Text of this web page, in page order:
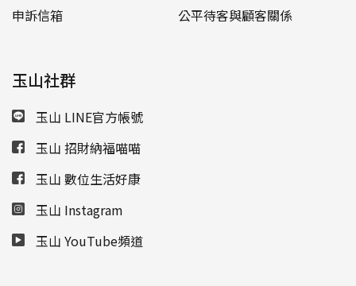
申訴信箱
公平待客與顧客關係
玉山社群
玉山 LINE官方帳號
玉山 招財納福喵喵
玉山 數位生活好康
玉山 Instagram
玉山 YouTube頻道